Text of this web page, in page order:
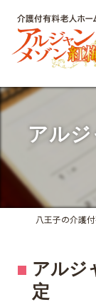
アル
アルジ
定